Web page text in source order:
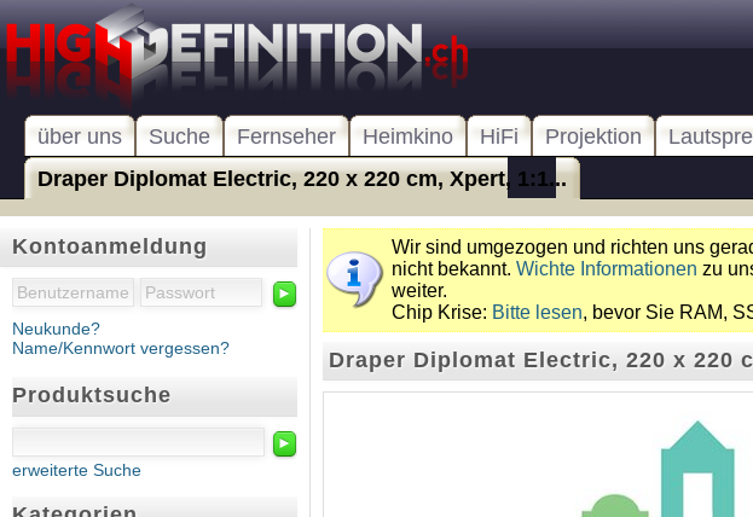
über uns Suche Fernseher Heimkino HiFi Projektion
Draper Diplomat Electric, 220 x 220 cm, Xpert, 1:1...
Kontoanmeldung
►
Neukunde?
Name/Kennwort vergessen?
Produktsuche
►
erweiterte Suche
Wir sind umgezogen und richten uns
nicht bekannt. Wichte Informationen zu
weiter.
Chip Krise: Bitte lesen, bevor Sie RAM,
Draper Diplomat Electric, 220 x 220